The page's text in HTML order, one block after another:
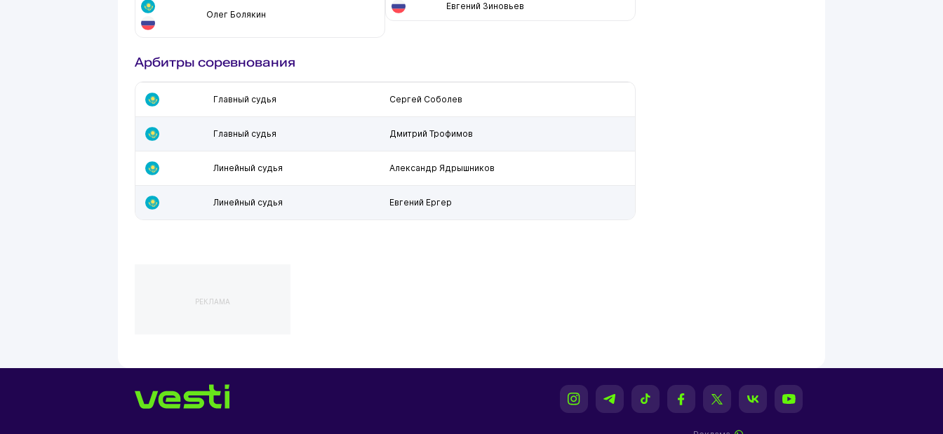
Олег Болякин
Евгений Зиновьев
Арбитры соревнования
Главный судья Сергей Соболев
Главный судья Дмитрий Трофимов
Линейный судья Александр Ядрышников
Линейный судья Евгений Ергер
РЕКЛАМА